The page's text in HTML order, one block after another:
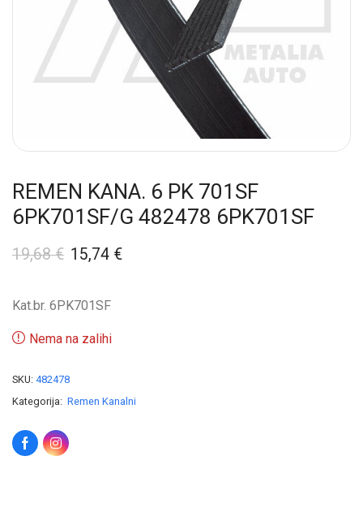
REMEN KANA. 6 PK 701SF
6PK701SF/G 482478 6PK701SF
19,68€ 15,74 €
Kat.br. 6PK701SF
Nema na zalihi
SKU: 482478
Kategorija: Remen Kanalni